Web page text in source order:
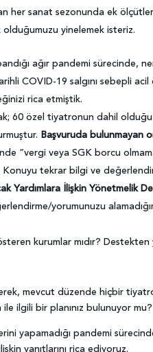
her sanat sezonunda ek
yinelemek isteriz.
ağır pandemi sürecinde,
COVID-19 salgını sebepli
rica etmiştik.
60 özel tiyatronun dahil
Başvuruda bulunmayan
“vergi veya SGK borcu
tekrar bilgi ve
Yardımlara İlişkin Yönetmelik
yorumunuzu
kurumlar mıdır? Destekten
mevcut düzende hiçbir
ilgili bir planınız bulunuyor mu?
yapamadığı pandemi
yanıtlarını rica ediyoruz.